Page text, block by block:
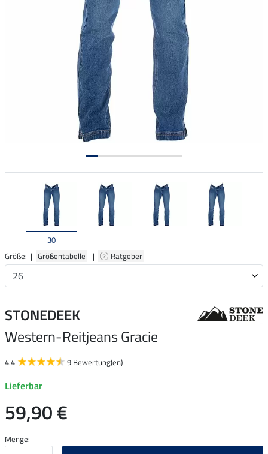
30
Größe: | Größentabelle | Ratgeber
STONEDEEK
Western-Reitjeans Gracie
4.4 9 Bewertung(en)
Lieferbar
59,90 €
Menge: